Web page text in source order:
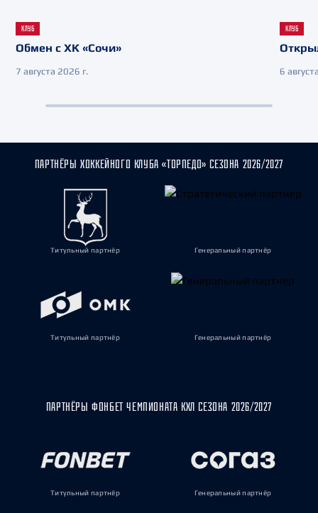
КЛУБ
Обмен с ХК «Сочи»
7 августа 2026 г.
КЛУБ
6
ПАРТНЁРЫ ХОККЕЙНОГО КЛУБА «ТОРПЕДО» СЕЗОНА 2026/2027
Титульный партнёр Генеральный партнёр
Титульный партнёр Генеральный партнёр
ПАРТНЁРЫ ФОНБЕТ ЧЕМПИОНАТА КХЛ СЕЗОНА 2026/2027
Титульный партнёр Генеральный партнёр